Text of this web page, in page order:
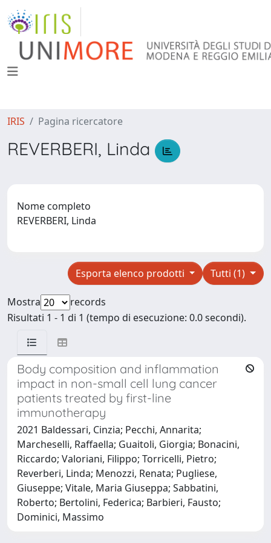
IRIS Pagina ricercatore
REVERBERI, Linda
Nome completo
REVERBERI, Linda
Tutti (1)
Esporta elenco prodotti
Mostra
records
Risultati 1 - 1 di 1 (tempo di esecuzione: 0.0 secondi).
Body composition and inflammation
impact in non-small cell lung cancer
patients treated by first-line
immunotherapy
2021 Baldessari, Cinzia; Pecchi, Annarita;
Marcheselli, Raffaella; Guaitoli, Giorgia; Bonacini,
Riccardo; Valoriani, Filippo; Torricelli, Pietro;
Reverberi, Linda; Menozzi, Renata; Pugliese,
Giuseppe; Vitale, Maria Giuseppa; Sabbatini,
Roberto; Bertolini, Federica; Barbieri, Fausto;
Dominici, Massimo